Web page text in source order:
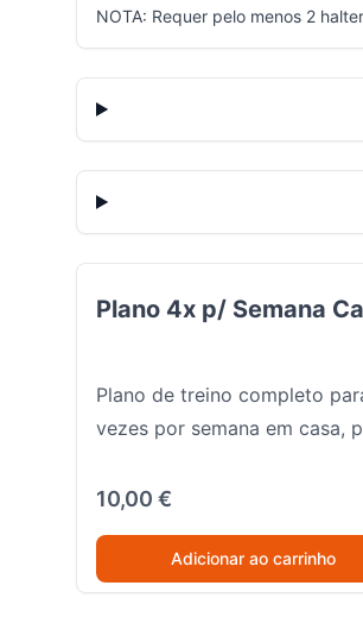
NOTA: Requer pelo menos 2
Plano 4x p/ Semana
Plano de treino completo
vezes por semana em casa,
glúteos, pernas e parte
10,00 €
Adicionar ao carrinho